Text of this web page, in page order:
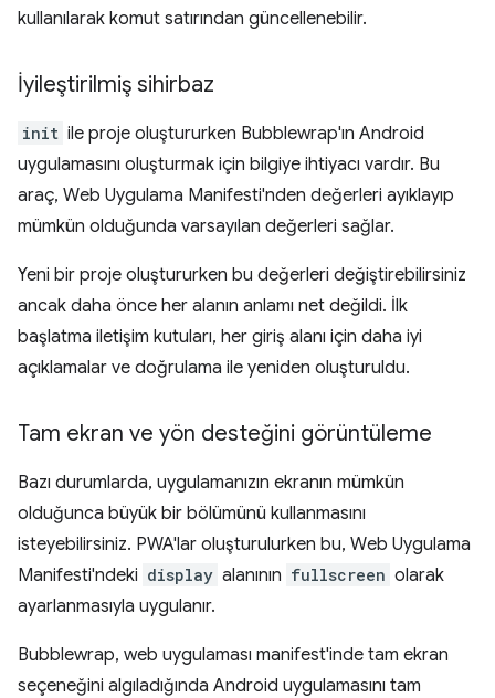
kullanılarak komut satırından güncellenebilir.
İyileştirilmiş sihirbaz
init ile proje oluştururken Bubblewrap'ın Android
uygulamasını oluşturmak için bilgiye ihtiyacı vardır. Bu
araç, Web Uygulama Manifesti'nden değerleri ayıklayıp
mümkün olduğunda varsayılan değerleri sağlar.
Yeni bir proje oluştururken bu değerleri değiştirebilirsiniz
ancak daha önce her alanın anlamı net değildi. İlk
başlatma iletişim kutuları, her giriş alanı için daha iyi
açıklamalar ve doğrulama ile yeniden oluşturuldu.
Tam ekran ve yön desteğini görüntüleme
Bazı durumlarda, uygulamanızın ekranın mümkün
olduğunca büyük bir bölümünü kullanmasını
isteyebilirsiniz. PWA'lar oluşturulurken bu, Web Uygulama
Manifesti'ndeki display alanının fullscreen olarak
ayarlanmasıyla uygulanır.
Bubblewrap, web uygulaması manifest'inde tam ekran
seçeneğini algıladığında Android uygulamasını tam